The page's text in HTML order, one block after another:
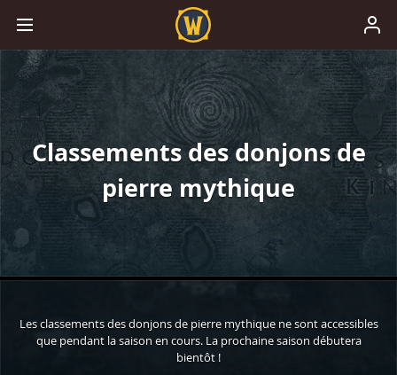
Classements des donjons de
pierre mythique
Les classements des donjons de pierre mythique ne sont accessibles
que pendant la saison en cours. La prochaine saison débutera
bientôt !